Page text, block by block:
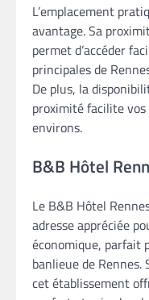
L’emplacement
avantage. Sa
permet d’accéder
principales de
De plus, la
proximité facilite
environs.
B&B Hôtel
Le B&B Hôtel
adresse appréciée
économique, parfait
banlieue de
cet établissement